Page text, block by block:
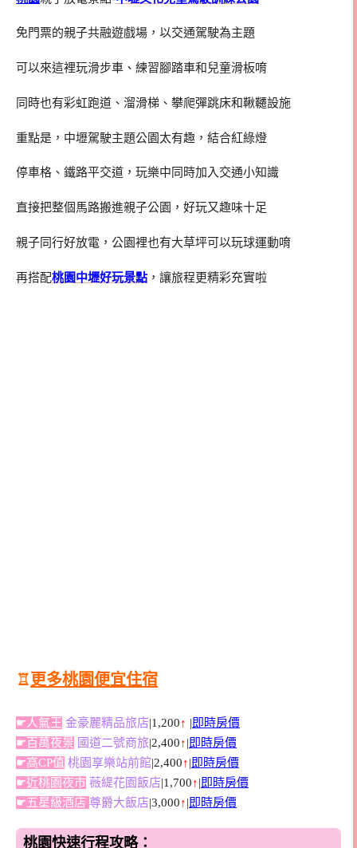
免門票的親子共融遊戲場，以交通駕駛為主題
可以來這裡玩滑步車、練習腳踏車和兒童滑板唷
同時也有彩虹跑道、溜滑梯、攀爬彈跳床和鞦韆設施
重點是，中壢駕駛主題公園太有趣，結合紅綠燈
停車格、鐵路平交道，玩樂中同時加入交通小知識
直接把整個馬路搬進親子公園，好玩又趣味十足
親子同行好放電，公園裡也有大草坪可以玩球運動唷
再搭配桃園中壢好玩景點 ，讓旅程更精彩充實啦
♖更多桃園便宜住宿
☛人氣王 金豪麗精品旅店|1,200↑ |即時房價
☛百萬夜景 國道二號商旅|2,400↑|即時房價
☛高CP值 桃園享樂站前館|2,400↑|即時房價
☛近桃園夜市 薇緹花園飯店|1,700↑|即時房價
☛五星級酒店 尊爵大飯店|3,000↑|即時房價
桃園快速行程攻略：